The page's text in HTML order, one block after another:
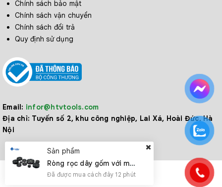
08
60
10
06
60 18
DL1007-
08
60
Chính sách bảo mật
Chính sách vận chuyển
Chính sách đổi trả
Quy định sử dụng
Email: infor@htvtools.com
Địa chỉ: Tuyến số 2, khu công nghiệp, Lai Xá, Hoài Đức, Hà
Nội
Sản phẩm
Ròng rọc dây gốm với mặt bích nhựa
Đã được mua cách đây 12 phút